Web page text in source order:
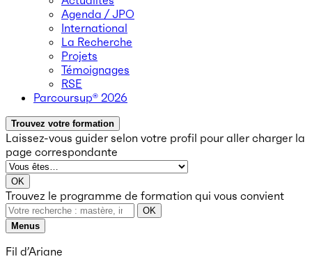
Agenda / JPO
International
La Recherche
Projets
Témoignages
RSE
Parcoursup® 2026
Trouvez votre formation
Laissez-vous guider selon votre profil pour aller charger la
page correspondante
OK
Trouvez le programme de formation qui vous convient
OK
Menus
Fil d’Ariane